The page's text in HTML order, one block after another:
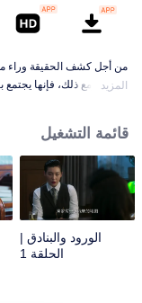
من أجل كشف الحقيقة وراء
مزيفة. ومع ذلك، فإنها
موقفهما العدائي، فإن
المزيد
قائمة التشغيل
الورود والبنادق |
الحلقة 1